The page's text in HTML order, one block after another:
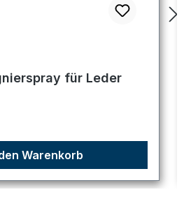
für Leder
Warenkorb